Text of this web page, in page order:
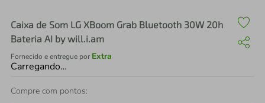
Caixa de Som LG XBoom Grab Bluetooth 30W 20h
Bateria AI by will.i.am
Fornecido e entregue por Extra
Carregando…
Compre com pontos: